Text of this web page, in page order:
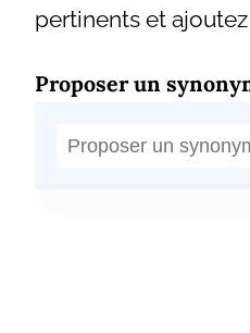
pertinents et
Proposer un